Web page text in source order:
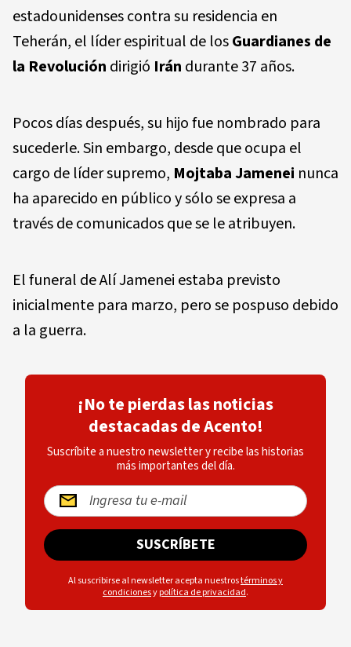
estadounidenses contra su residencia en
Teherán, el líder espiritual de losGuardianes de
la Revolución dirigió Irán durante 37 años.
Pocos días después, su hijo fue nombrado para
sucederle. Sin embargo, desde que ocupa el
cargo de líder supremo, Mojtaba Jamenei nunca
ha aparecido en público y sólo se expresa a
través de comunicados que se le atribuyen.
El funeral de Alí Jamenei estaba previsto
inicialmente para marzo, pero se pospuso debido
a la guerra.
¡No te pierdas las noticias
destacadas de Acento!
Suscríbite a nuestro newsletter y recibe las historias
más importantes del día.
SUSCRÍBETE
Al suscribirse al newsletter acepta nuestrostérminos y
condicionesypolítica de privacidad.